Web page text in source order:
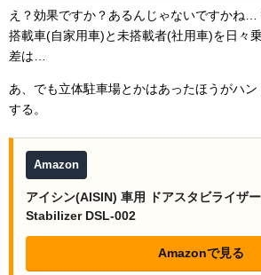
え？効果ですか？あるんじゃないですかね…
搭載車(自家用車)と未搭載者(社用車)を日々
差は…
あ、でも立体駐車場とかはあったほうがハ
する。
Amazon
アイシン(AISIN) 車用 ドアスタビライザ
Stabilizer DSL-002
Amazonで見る